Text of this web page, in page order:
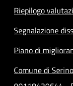
Riepilogo
Segnalazione
Piano di
Comune di